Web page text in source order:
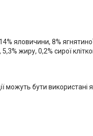
яловичини, 8%
жиру, 0,2% сирої
можуть бути використані